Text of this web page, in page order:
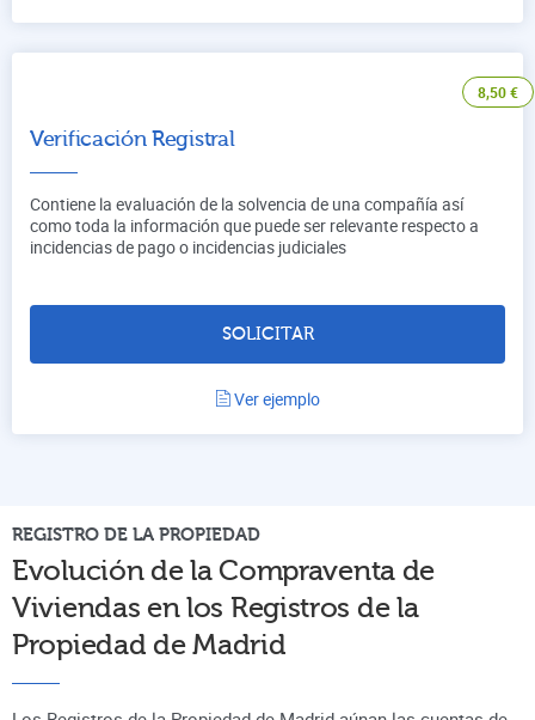
8,50€
Verificación Registral
Contiene la evaluación de la solvencia de una compañía así
como toda la información que puede ser relevante respecto a
incidencias de pago o incidencias judiciales
SOLICITAR
Ver ejemplo
REGISTRO DE LA PROPIEDAD
Evolución de la Compraventa de
Viviendas en los Registros de la
Propiedad deMadrid